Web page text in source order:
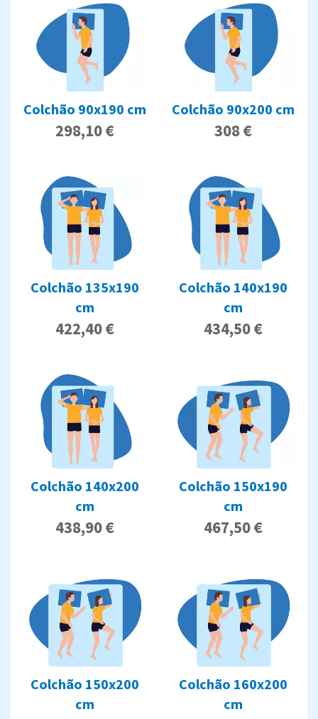
Colchão 90x190 cm
298,10 €
Colchão 90x200 cm
308 €
Colchão 135x190
cm
422,40 €
Colchão 140x190
cm
434,50 €
Colchão 140x200
cm
438,90 €
Colchão 150x190
cm
467,50 €
Colchão 150x200
cm
Colchão 160x200
cm